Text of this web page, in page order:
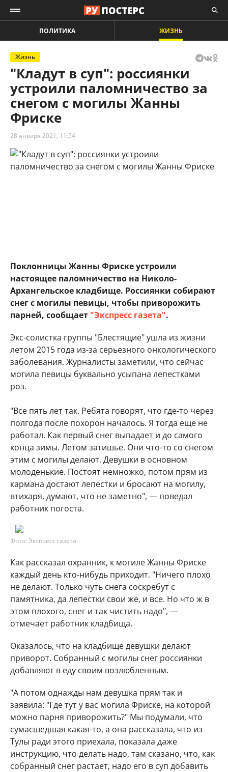
ПОЛИТИКА ЖИЗНЬ
Жизнь
"Кладут в суп": россиянки
устроили паломничество за
снегом с могилы Жанны
Фриске
28 января 2021, 11:54
Поклонницы Жанны Фриске устроили
настоящее паломничество на Николо-
Архангельское кладбище. Россиянки собирают
снег с могилы певицы, чтобы приворожить
парней, сообщает "Экспресс газета".
Экс-солистка группы "Блестящие" ушла из жизни
летом 2015 года из-за серьезного онкологического
заболевания. Журналисты заметили, что сейчас
могила певицы буквально усыпана лепестками
роз.
"Все пять лет так. Ребята говорят, что где-то через
полгода после похорон началось. Я тогда еще не
работал. Как первый снег выпадает и до самого
конца зимы. Летом затишье. Они что-то со снегом
этим с могилы делают. Девушки в основном
молоденькие. Постоят немножко, потом прям из
кармана достают лепестки и бросают на могилу,
втихаря, думают, что не заметно", — поведал
работник погоста.
Фото: Экспресс газета
Как рассказал охранник, к могиле Жанны Фриске
каждый день кто-нибудь приходит. "Ничего плохо
не делают. Только чуть снега соскребут с
памятника, да лепестки свои же, и все. Но что ж в
этом плохого, снег и так чистить надо", —
отмечает работник кладбища.
Оказалось, что на кладбище девушки делают
приворот. Собранный с могилы снег россиянки
добавляют в еду своим возлюбленным.
"А потом однажды нам девушка прям так и
заявила: "Где тут у вас могила Фриске, на которой
можно парня приворожить?" Мы подумали, что
сумасшедшая какая-то, а она рассказала, что из
Тулы ради этого приехала, показала даже
инструкцию, что делать надо, там сказано, что, как
собранный снег растает, надо его в суп добавить